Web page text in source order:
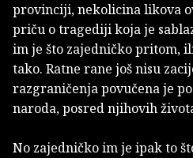
provinciji, nekolicina likova
priču o tragediji koja je
im je što zajedničko pritom,
tako. Ratne rane još nisu
razgraničenja povučena je
naroda, posred njihovih
No zajedničko im je ipak to